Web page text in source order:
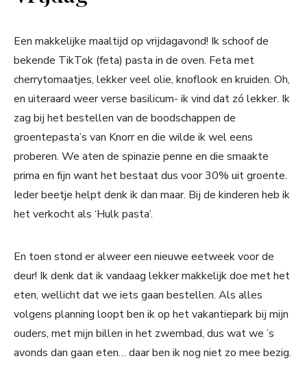
Een makkelijke maaltijd op vrijdagavond! Ik schoof de
bekende TikTok (feta) pasta in de oven. Feta met
cherrytomaatjes, lekker veel olie, knoflook en kruiden. Oh,
en uiteraard weer verse basilicum- ik vind dat zó lekker. Ik
zag bij het bestellen van de boodschappen de
groentepasta’s van Knorr en die wilde ik wel eens
proberen. We aten de spinazie penne en die smaakte
prima en fijn want het bestaat dus voor 30% uit groente.
Ieder beetje helpt denk ik dan maar. Bij de kinderen heb ik
het verkocht als ‘Hulk pasta’.
En toen stond er alweer een nieuwe eetweek voor de
deur! Ik denk dat ik vandaag lekker makkelijk doe met het
eten, wellicht dat we iets gaan bestellen. Als alles
volgens planning loopt ben ik op het vakantiepark bij mijn
ouders, met mijn billen in het zwembad, dus wat we ’s
avonds dan gaan eten… daar ben ik nog niet zo mee bezig.